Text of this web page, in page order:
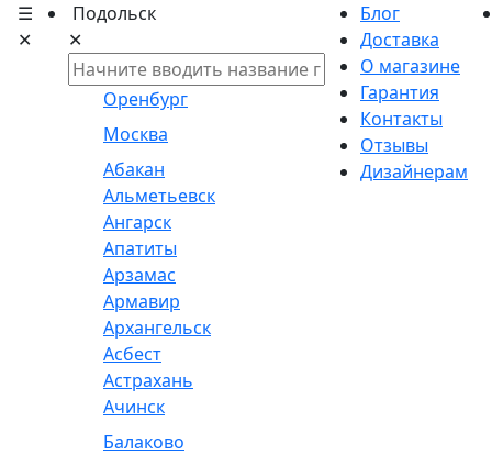
☰
✕
Подольск
✕
Оренбург
Москва
Абакан
Альметьевск
Ангарск
Апатиты
Арзамас
Армавир
Архангельск
Асбест
Астрахань
Ачинск
Балаково
Блог
Доставка
О магазине
Гарантия
Контакты
Отзывы
Дизайнерам